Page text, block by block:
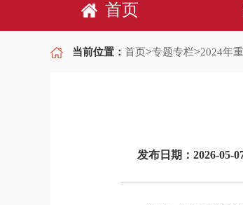
首页
当前位置： 首页>专题专栏>2024年
发布日期：2026-05-